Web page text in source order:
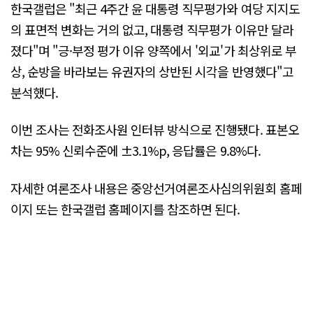
한국갤럽은 "최근 4주간 윤 대통령 직무평가와 여당 지지도
의 표면적 변화는 거의 없고, 대통령 직무평가 이유만 달라
졌다"며 "긍·부정 평가 이유 양쪽에서 '외교'가 최상위로 부
상, 순방을 바라보는 유권자의 상반된 시각을 반영했다"고
분석했다.
이번 조사는 전화조사원 인터뷰 방식으로 진행됐다. 표본오
차는 95% 신뢰수준에 ±3.1%p, 응답률은 9.8%다.
자세한 여론조사 내용은 중앙선거여론조사심의위원회 홈페
이지 또는 한국갤럽 홈페이지를 참조하면 된다.